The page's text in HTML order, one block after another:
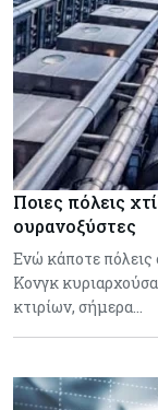
Ποιες πόλεις
ουρανοξύστες
Ενώ κάποτε
Κονγκ
κτιρίων, σήμερα…